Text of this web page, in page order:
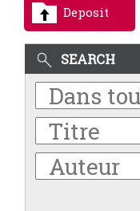
Deposit
SEARCH